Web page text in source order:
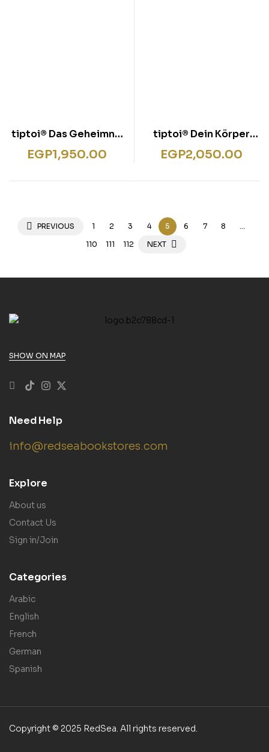
tiptoi® Das Geheimnis
der Zahleninsel
EGP1,950.00
tiptoi® Dein Körper
und du
EGP2,050.00
PREVIOUS 1 2 3 4 5 6 7 8
…
110
111 112 NEXT
SHOW ON MAP
Need Help
info@redseabookstores.com
Explore
About us
Contact Us
Sign in/Join
Categories
Arabic
English
French
German
Spanish
Copyright © 2025 RedSea. All rights reserved.